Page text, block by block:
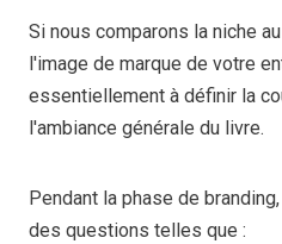
Si nous comparons la niche
l'image de marque de votre
essentiellement à définir la
l'ambiance générale du livre.
Pendant la phase de
des questions telles que :